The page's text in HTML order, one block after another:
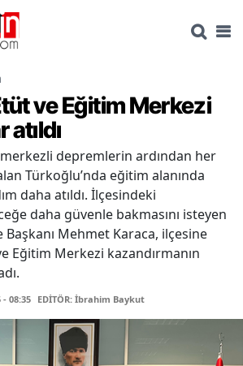
ve Eğitim Merkezi
depremlerin ardından her
Türkoğlu’nda eğitim alanında
daha atıldı. İlçesindeki
daha güvenle bakmasını isteyen
Mehmet Karaca, ilçesine
Eğitim Merkezi kazandırmanın
08:35 EDİTÖR: İbrahim Baykut